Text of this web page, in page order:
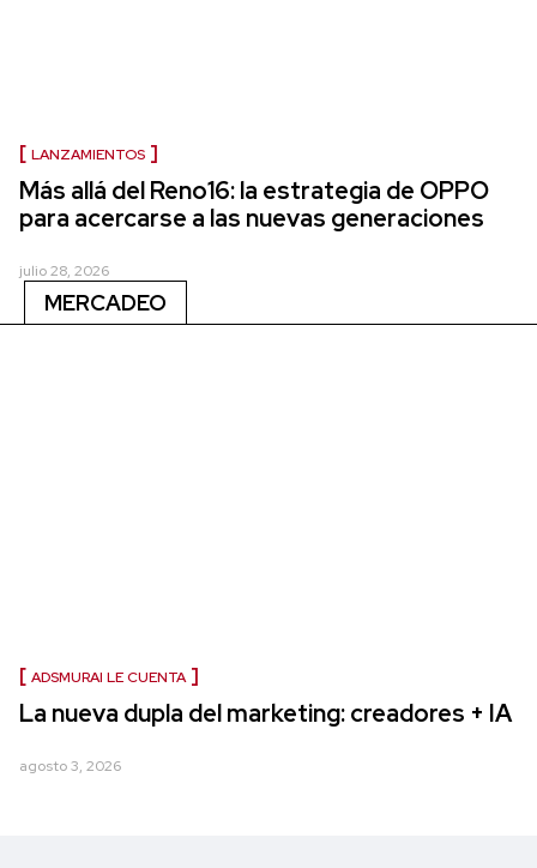
LANZAMIENTOS
Más allá del Reno16: la estrategia de OPPO
para acercarse a las nuevas generaciones
julio 28, 2026
MERCADEO
ADSMURAI LE CUENTA
La nueva dupla del marketing: creadores + IA
agosto 3, 2026